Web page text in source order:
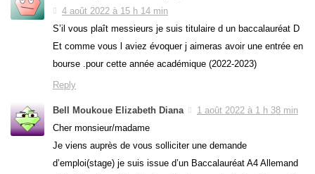
4 août 2022 à 15 h 14 min
S’il vous plaît messieurs je suis titulaire d un baccalauréat D
Et comme vous l aviez évoquer j aimeras avoir une entrée en
bourse .pour cette année académique (2022-2023)
Reply
Bell Moukoue Elizabeth Diana
1 août 2022 à 1 h 38 min
Cher monsieur/madame
Je viens auprès de vous solliciter une demande
d’emploi(stage) je suis issue d’un Baccalauréat A4 Allemand